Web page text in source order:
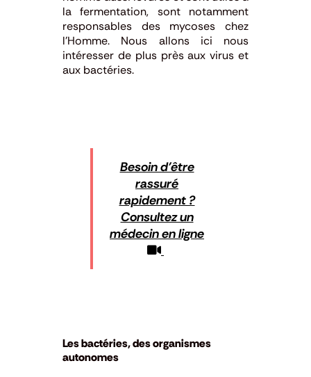
la fermentation, sont notamment
responsables des mycoses chez
l’Homme. Nous allons ici nous
intéresser de plus près aux virus et
aux bactéries.
Besoin d’être
rassuré
rapidement ?
Consultez un
médecin en ligne
Les bactéries, des organismes
autonomes